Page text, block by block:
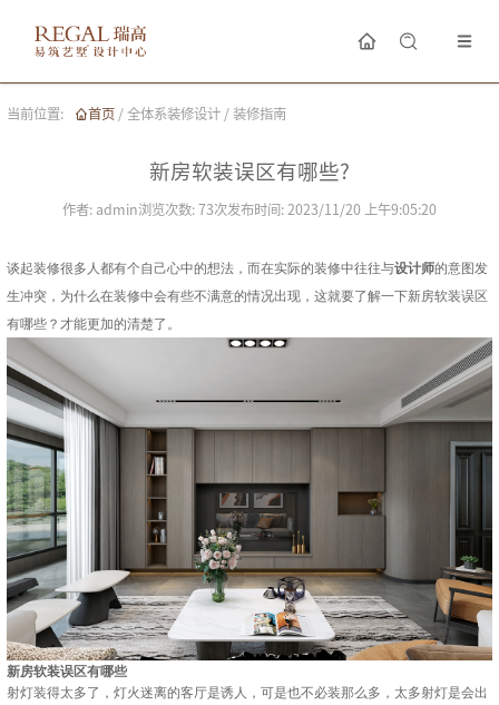
当前位置: 首页 / 全体系装修设计 / 装修指南
新房软装误区有哪些?
作者: admin浏览次数: 73次发布时间: 2023/11/20 上午9:05:20
谈起装修很多人都有个自己心中的想法，而在实际的装修中往往与设计师的意图发
生冲突，为什么在装修中会有些不满意的情况出现，这就要了解一下新房软装误区
有哪些？才能更加的清楚了。
新房软装误区有哪些
射灯装得太多了，灯火迷离的客厅是诱人，可是也不必装那么多，太多射灯是会出